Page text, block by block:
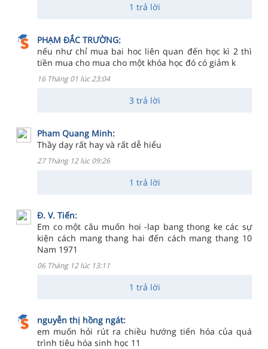
1 trả lời
PHẠM ĐẮC TRƯỜNG:
nếu như chỉ mua bai hoc liên quan đến học kì 2 thì
tiền mua cho mua cho một khóa học đó có giảm k
16 Tháng 01 lúc 23:04
3 trả lời
Pham Quang Minh:
Thầy dạy rất hay và rất dễ hiểu
27 Tháng 12 lúc 09:26
1 trả lời
Đ. V. Tiến:
Em co một câu muốn hoi -lap bang thong ke các sự
kiện cách mang thang hai đến cách mang thang 10
Nam 1971
06 Tháng 12 lúc 13:11
1 trả lời
nguyễn thị hồng ngát:
em muốn hỏi rút ra chiều hướng tiến hóa của quá
trình tiêu hóa sinh học 11